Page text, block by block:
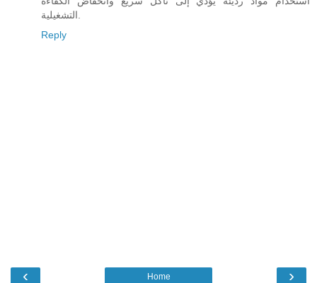
Reply
‹ ›
Home